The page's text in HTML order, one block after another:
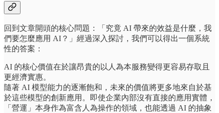
回到文章開頭的核心問題：「究竟 AI 帶來的效益是什麼，我
們要怎麼應用 AI？」經過深入探討，我們可以得出一個系統
性的答案：
AI 的核心價值在於讓昂貴的以人為本服務變得更容易存取且
更經濟實惠。
隨著 AI 模型能力的逐漸飽和，未來的價值將更多地來自於基
於這些模型的創新應用。即使企業內部沒有直接的應用實體，
「營運」本身作為富含人為操作的領域，也能透過 AI 的抽象